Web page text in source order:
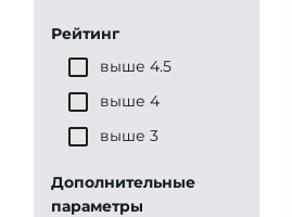
Рейтинг
выше 4.5
выше 4
выше 3
Дополнительные
параметры